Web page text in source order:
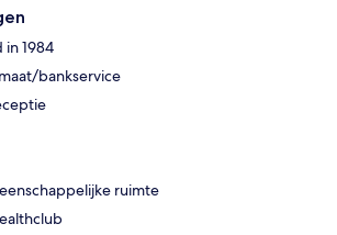
1984
bankservice
ruimte